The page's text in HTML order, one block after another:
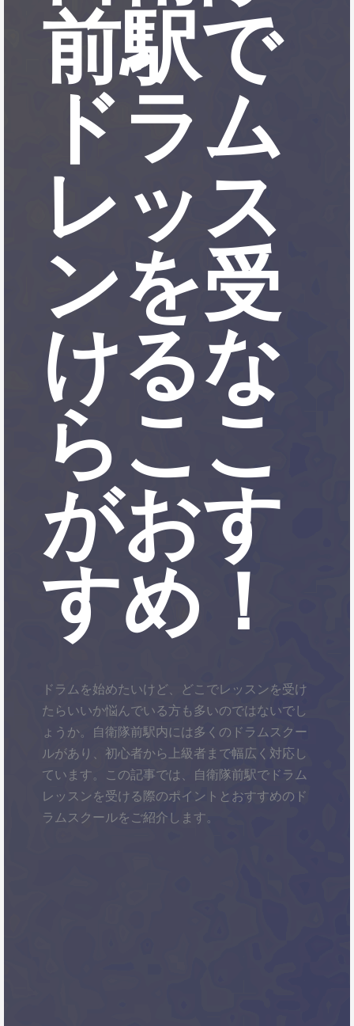
前駅で
ドラム
レッス
ンを受
けるな
らここ
がおす
すめ！
ドラムを始めたいけど、どこでレッスンを受け
たらいいか悩んでいる方も多いのではないでし
ょうか。自衛隊前駅内には多くのドラムスクー
ルがあり、初心者から上級者まで幅広く対応し
ています。この記事では、自衛隊前駅でドラム
レッスンを受ける際のポイントとおすすめのド
ラムスクールをご紹介します。